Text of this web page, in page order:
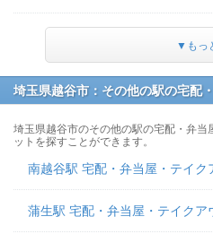
▼もっ
埼玉県越谷市：その他の駅の宅配
埼玉県越谷市のその他の駅の宅配・弁
ットを探すことができます。
南越谷駅 宅配・弁当屋・テイク
蒲生駅 宅配・弁当屋・テイクア